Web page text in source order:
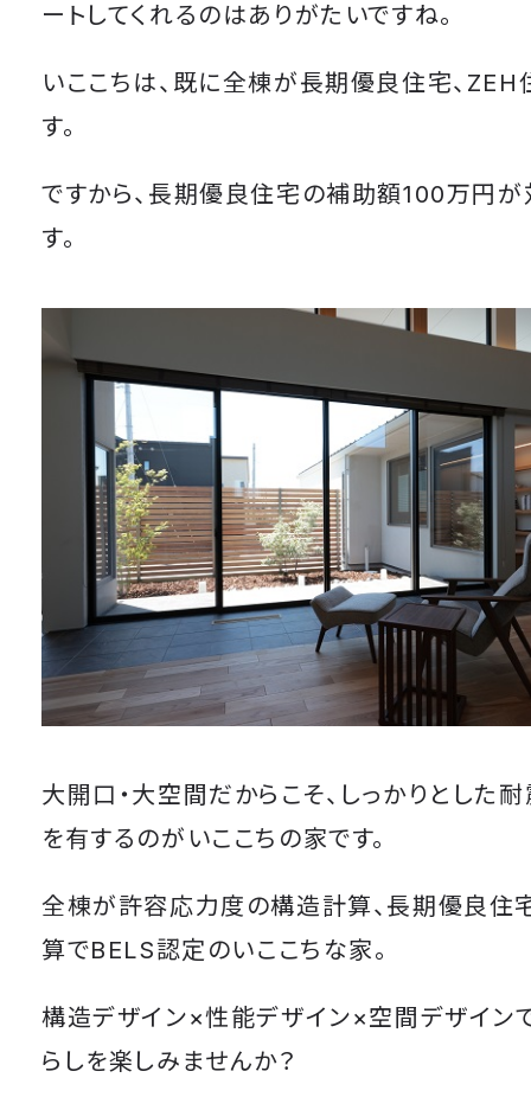
ートしてくれるのはありがたいですね。
いここちは、既に全棟が長期優良住宅、
す。
ですから、長期優良住宅の補助額100万円が
す。
大開口・大空間だからこそ、しっかりとした
を有するのがいここちの家です。
全棟が許容応力度の構造計算、長期優良住
算でBELS認定のいここちな家。
構造デザイン×性能デザイン×空間デザイン
らしを楽しみませんか？